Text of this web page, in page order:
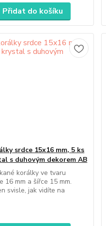
Přidat do košíku
srdce 15x16 mm, 5 ks
s duhovým dekorem AB
korálky ve tvaru
16 mm a šířce 15 mm.
svisle, jak vidíte na